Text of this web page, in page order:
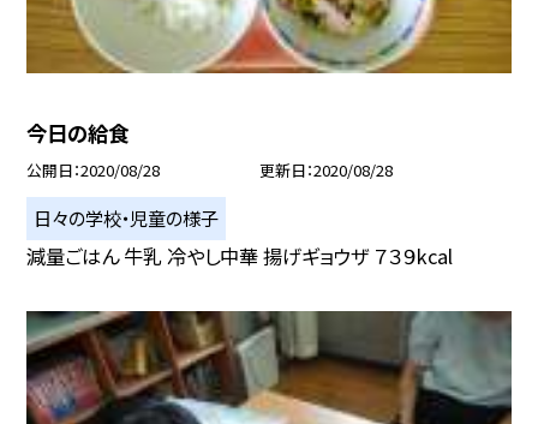
今日の給食
公開日 2020/08/28 更新日 2020/08/28
日々の学校・児童の様子
減量ごはん 牛乳 冷やし中華 揚げギョウザ ７３９kcal